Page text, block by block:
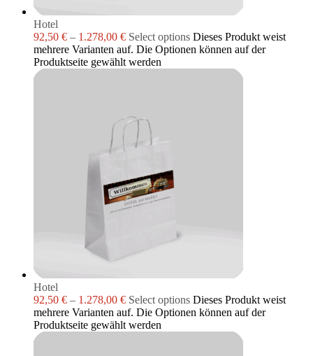
Hotel
92,50 € – 1.278,00 € Select options Dieses Produkt weist
mehrere Varianten auf. Die Optionen können auf der
Produktseite gewählt werden
Hotel
92,50 € – 1.278,00 € Select options Dieses Produkt weist
mehrere Varianten auf. Die Optionen können auf der
Produktseite gewählt werden